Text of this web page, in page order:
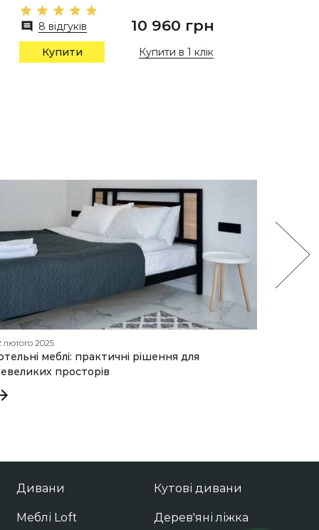
8 відгуків 10 960 грн
Купити Купити в 1 клік
лютого 2025
меблі: практичні рішення для
просторів
Дивани Кутові дивани
Меблі Loft Дерев'яні ліжка